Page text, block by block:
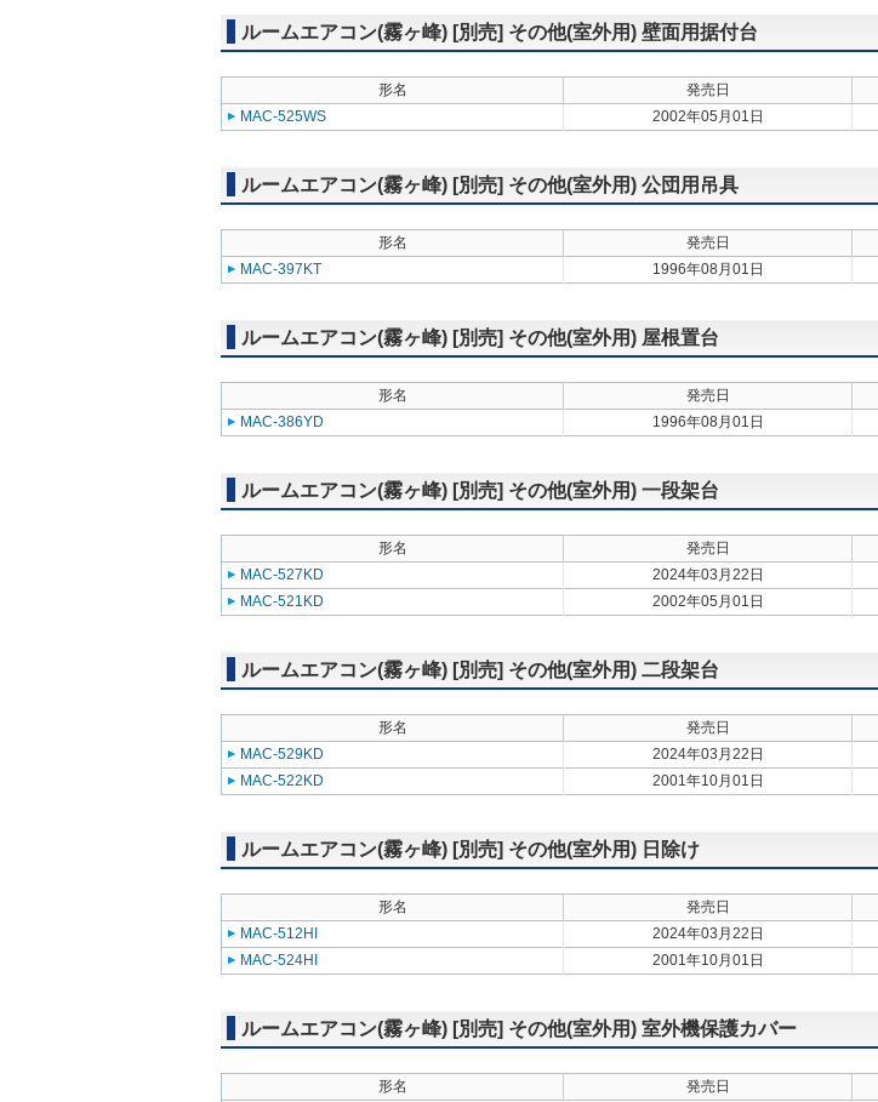
ルームエアコン(霧ヶ峰) [別売] その他(室外用) 壁面用据付台
形名 発売日
MAC-525WS
2002年05月01日
ルームエアコン(霧ヶ峰) [別売] その他(室外用) 公団用吊具
形名 発売日
MAC-397KT
1996年08月01日
ルームエアコン(霧ヶ峰) [別売] その他(室外用) 屋根置台
形名 発売日
MAC-386YD
1996年08月01日
ルームエアコン(霧ヶ峰) [別売] その他(室外用) 一段架台
形名 発売日
MAC-527KD
2024年03月22日
MAC-521KD
2002年05月01日
ルームエアコン(霧ヶ峰) [別売] その他(室外用) 二段架台
形名 発売日
MAC-529KD
2024年03月22日
MAC-522KD
2001年10月01日
ルームエアコン(霧ヶ峰) [別売] その他(室外用) 日除け
形名 発売日
MAC-512HI
2024年03月22日
MAC-524HI
2001年10月01日
ルームエアコン(霧ヶ峰) [別売] その他(室外用) 室外機保護カバー
形名 発売日